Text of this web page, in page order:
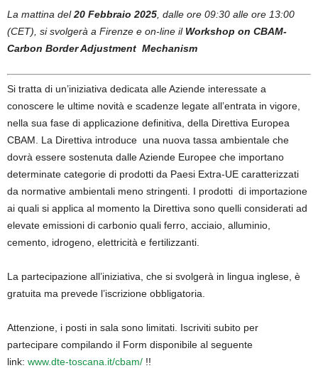
La mattina del20 Febbraio 2025 , dalle ore 09:30 alle ore 13:00
(CET), si svolgerà a Firenze e on-line il Workshop on CBAM-
Carbon Border Adjustment Mechanism
Si tratta di un’iniziativa dedicata alle Aziende interessate a
conoscere le ultime novità e scadenze legate all’entrata in vigore,
nella sua fase di applicazione definitiva, della Direttiva Europea
CBAM. La Direttiva introduce una nuova tassa ambientale che
dovrà essere sostenuta dalle Aziende Europee che importano
determinate categorie di prodotti da Paesi Extra-UE caratterizzati
da normative ambientali meno stringenti. I prodotti di importazione
ai quali si applica al momento la Direttiva sono quelli considerati ad
elevate emissioni di carbonio quali ferro, acciaio, alluminio,
cemento, idrogeno, elettricità e fertilizzanti.
La partecipazione all’iniziativa, che si svolgerà in lingua inglese, è
gratuita ma prevede l’iscrizione obbligatoria.
Attenzione, i posti in sala sono limitati. Iscriviti subito per
partecipare compilando il Form disponibile al seguente
link: www.dte-toscana.it/cbam/ !!